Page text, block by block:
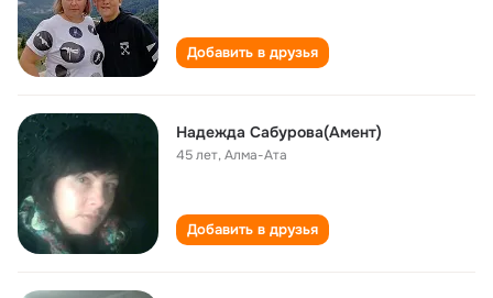
Добавить в друзья
Надежда Сабурова(Амент)
45 лет,Алма-Ата
Добавить в друзья